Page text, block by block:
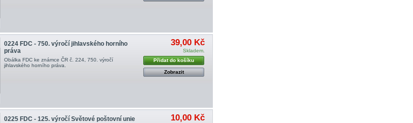
0224 FDC - 750. výročí jihlavského horního
práva
Obálka FDC ke známce ČR č. 224, 750. výročí
jihlavského horního práva .
39,00 Kč
Skladem.
Přidat do košíku
Zobrazit
0225 FDC - 125. výročí Světové poštovní unie
10,00 Kč